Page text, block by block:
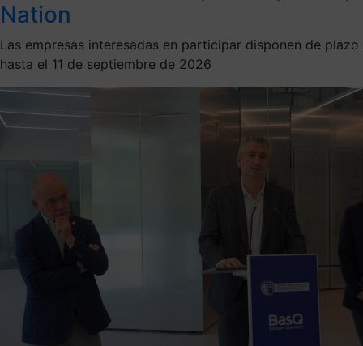
Nation
Las empresas interesadas en participar disponen de plazo
hasta el 11 de septiembre de 2026